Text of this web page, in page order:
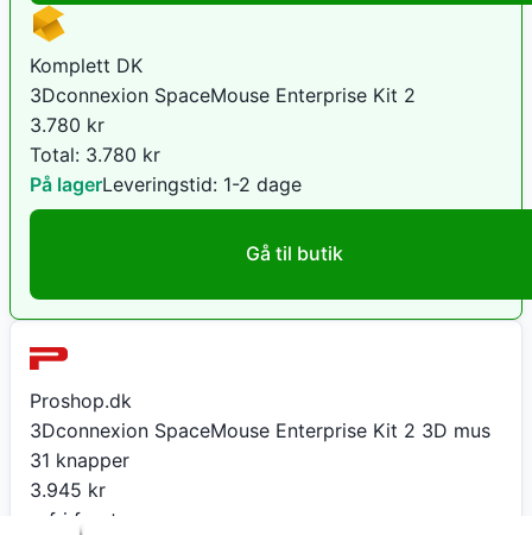
Komplett DK
3Dconnexion SpaceMouse Enterprise Kit 2
3.780 kr
Total: 3.780 kr
På lagerLeveringstid: 1-2 dage
Gå til butik
Proshop.dk
3Dconnexion SpaceMouse Enterprise Kit 2 3D mus
31 knapper
3.945 kr
+ fri fragt